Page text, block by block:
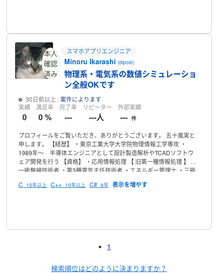
本人
確認
済み
スマホアプリエンジニア
Minoru Ikarashi(dipole)
物理系・電気系の数値シミュレーショ
ン全般OKです
30日前以上
案件によります
実績
0
満足率
0 %
完了率
---
リピーター
---人
外部実績
--- 件
プロフィールをご覧いただき、ありがとうございます。
五十嵐実と
申します。
【経歴】 ・東京工業大学大学院物理情報工学専攻 ・
1989年〜 半導体エンジニアとして設計製造解析やTCADソフトウ
ェア開発を行う
【資格】 ・応用情報処理 【 旧第一種情報処理 】 ・
一級無線技術者 ・第3種電気主任技術者 ・エネルギー管理士 ・三級
ュレーション・半導体TCAD・スマホアプリ・Windowsサーバー管
ただければ、すぐに対応できる態勢を整えておりますので、どうぞ
C 15年以上 C++ 10年以上 C# 6年
1
検索順位はどのように決まりますか？